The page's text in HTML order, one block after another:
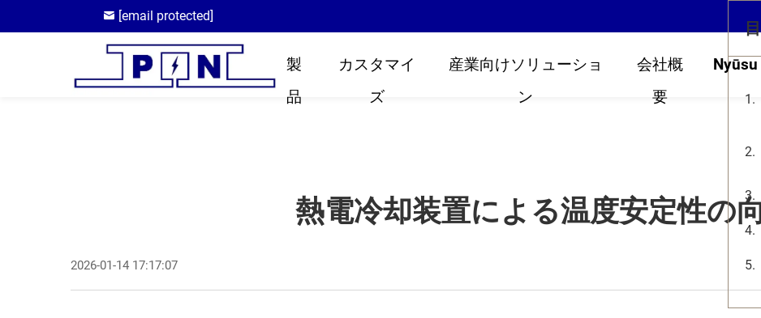
[email protected]
製
品
カスタマイ
ズ
産業向けソリューショ
ン
会社概
要
Nyūsu
熱電冷却装置による温度安定性の
2026-01-14 17:17:07